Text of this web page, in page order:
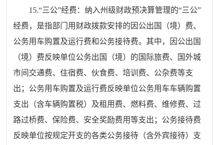
15.“三公”经费：纳入州级财政预决算管理的“三公”
经费，是指部门用财政拨款安排的因公出国（境）费、
公务用车购置及运行费和公务接待费。其中，因公出国
（境）费反映单位公务出国（境）的国际旅费、国外城
市间交通费、住宿费、伙食费、培训费、公杂费等支
出；公务用车购置及运行费反映单位公务用车车辆购置
支出（含车辆购置税）及租用费、燃料费、维修费、过
路过桥费、保险费、安全奖励费用等支出；公务接待费
反映单位按规定开支的各类公务接待（含外宾接待）支